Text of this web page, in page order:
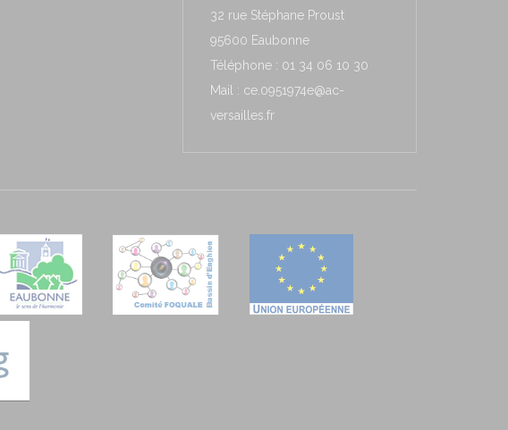
32 rue Stéphane Proust
95600 Eaubonne
Téléphone : 01 34 06 10 30
Mail : ce.0951974e@ac-
versailles.fr